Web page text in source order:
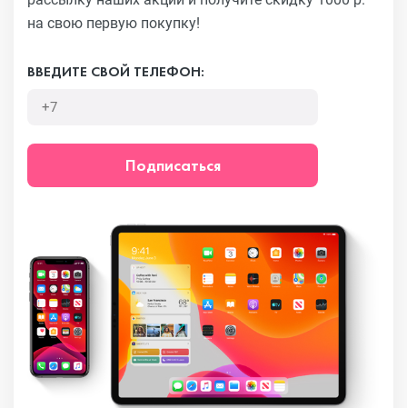
на свою первую покупку!
ВВЕДИТЕ СВОЙ ТЕЛЕФОН:
Подписаться